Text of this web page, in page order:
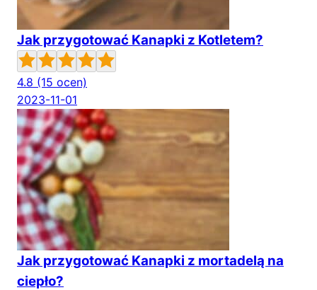
Jak przygotować Kanapki z Kotletem?
4.8 (15 ocen)
2023-11-01
Jak przygotować Kanapki z mortadelą na
ciepło?